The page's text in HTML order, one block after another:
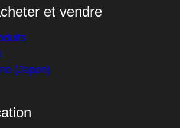
et vendre
(Japon)